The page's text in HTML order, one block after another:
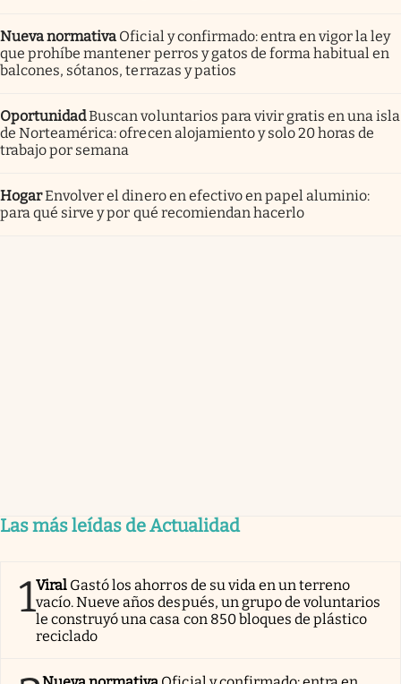
Nueva normativa Oficial y confirmado: entra en vigor la ley
que prohíbe mantener perros y gatos de forma habitual en
balcones, sótanos, terrazas y patios
OportunidadBuscan voluntarios para vivir gratis en una isla
de Norteamérica: ofrecen alojamiento y solo 20 horas de
trabajo por semana
HogarEnvolver el dinero en efectivo en papel aluminio:
para qué sirve y por qué recomiendan hacerlo
Las más leídas de Actualidad
1Viral Gastó los ahorros de su vida en un terreno
vacío. Nueve años después, un grupo de voluntarios
le construyó una casa con 850 bloques de plástico
reciclado